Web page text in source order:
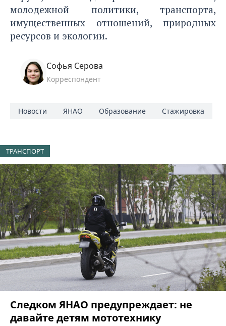
молодежной политики, транспорта,
имущественных отношений, природных
ресурсов и экологии.
Софья Серова
Корреспондент
Новости ЯНАО Образование Стажировка
ТРАНСПОРТ
Следком ЯНАО предупреждает: не
давайте детям мототехнику